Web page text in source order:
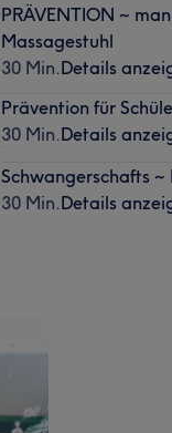
PRÄVENTION ~
Massagestuhl
30 Min.Details
Prävention für
30 Min.Details
Schwangerschafts ~
30 Min.Details